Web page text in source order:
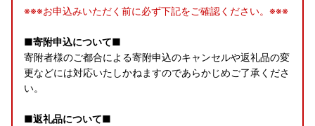
※※※お申込みいただく前に必ず下記をご確認ください。※※※
■寄附申込について■
寄附者様のご都合による寄附申込のキャンセルや返礼品の変
更などには対応いたしかねますのであらかじめご了承くださ
い。
■返礼品について■